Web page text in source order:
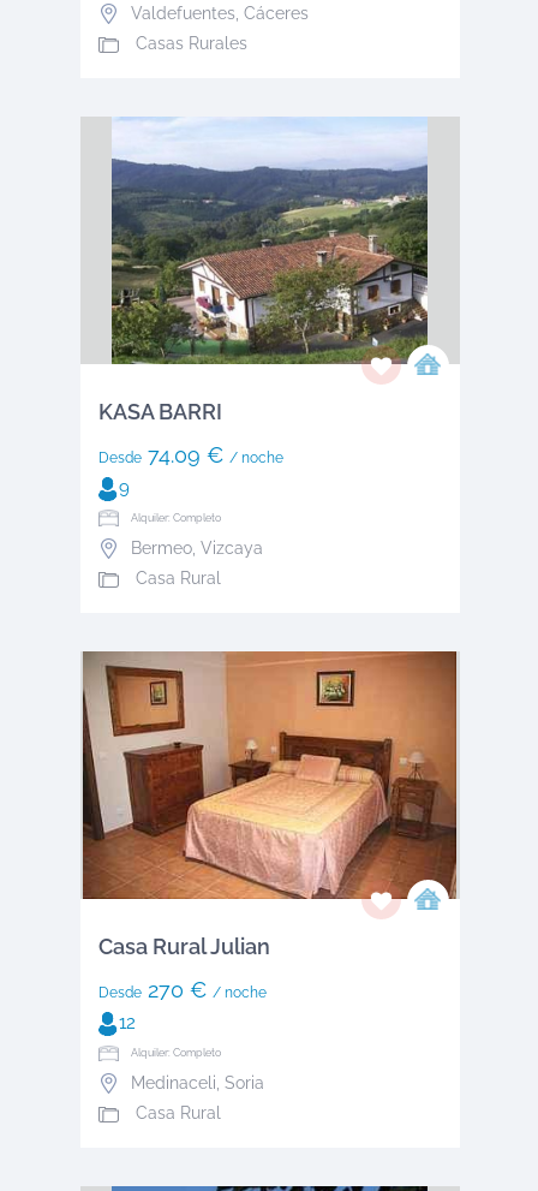
Valdefuentes, Cáceres
Casas Rurales
KASA BARRI
Desde74.09 € / noche
9
Alquiler: Completo
Bermeo, Vizcaya
Casa Rural
Casa Rural Julian
Desde270 € / noche
12
Alquiler: Completo
Medinaceli Soria
Casa Rural